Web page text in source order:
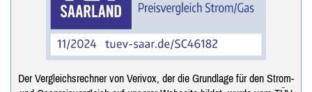
Der Vergleichsrechner von Verivox, der die Grundlage für den Strom-